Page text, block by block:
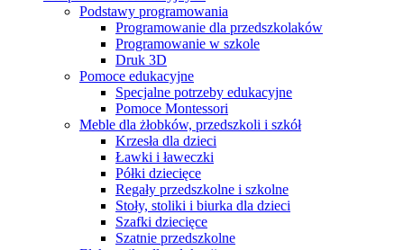
Podstawy programowania
Programowanie dla przedszkolaków
Programowanie w szkole
Druk 3D
Pomoce edukacyjne
Specjalne potrzeby edukacyjne
Pomoce Montessori
Meble dla żłobków, przedszkoli i szkół
Krzesła dla dzieci
Ławki i ławeczki
Półki dziecięce
Regały przedszkolne i szkolne
Stoły, stoliki i biurka dla dzieci
Szafki dziecięce
Szatnie przedszkolne